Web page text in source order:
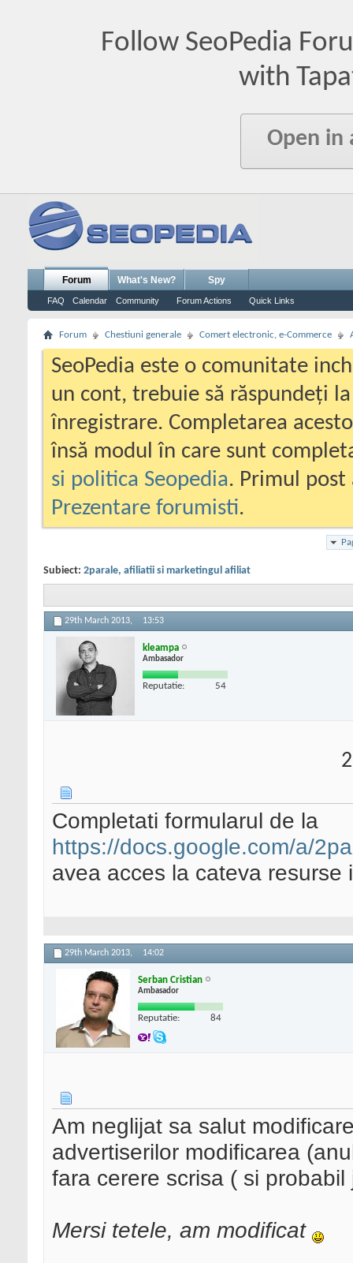
Follow SeoPedia
with
Open in
Forum
FAQ Calendar Community Forum Actions Quick Links
What's New? Spy
Forum Chestiuni generale Comert electronic, e-Commerce
SeoPedia este o comunitate
un cont, trebuie să răspundeți
înregistrare. Completarea
însă modul în care sunt
si politica Seopedia. Primul
Prezentare forumisti.
Subiect: 2parale, afiliatii si marketingul afiliat
29th March 2013, 13:53
kleampa
Ambasador
Reputatie: 54
Completati formularul de la
https://docs.google.com/a/
avea acces la cateva resurse
29th March 2013, 14:02
Serban Cristian
Ambasador
Reputatie: 84
Am neglijat sa salut
advertiserilor modificarea
fara cerere scrisa ( si probabil
Mersi tetele, am modificat